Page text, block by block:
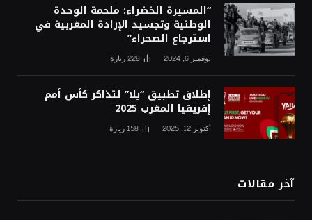
“المسيرة الخضراء: ملحمة الوحدة
الوطنية وتجسيد الإرادة المغربية في
استرجاع الصحراء”
نوفمبر 6, 2024 228زيارة
إطلاق تطبيق “يلا” لتذاكر كأس أمم
إفريقيا المغرب 2025
أكتوبر 12, 2025 158 زيارة
آخر مقالات